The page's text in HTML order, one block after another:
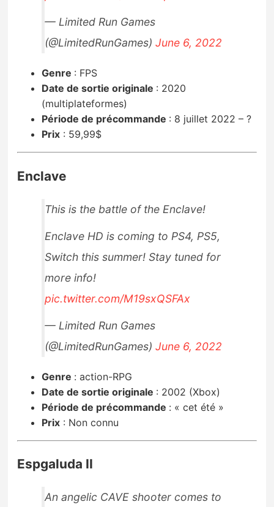
— Limited Run Games
(@LimitedRunGames)June 6, 2022
Genre : FPS
Date de sortie originale : 2020
(multiplateformes)
Période de précommande : 8 juillet 2022 – ?
Prix : 59,99$
Enclave
This is the battle of the Enclave!
Enclave HD is coming to PS4, PS5,
Switch this summer! Stay tuned for
more info!
pic.twitter.com/M19sxQSFAx
— Limited Run Games
(@LimitedRunGames)June 6, 2022
Genre : action-RPG
Date de sortie originale : 2002 (Xbox)
Période de précommande : « cet été »
Prix : Non connu
Espgaluda II
An angelic CAVE shooter comes to